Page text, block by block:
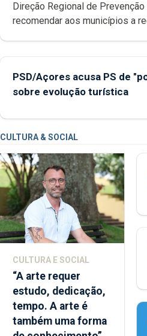
Direção Regional de
recomendar aos municípios a
PSD/Açores acusa PS de
sobre evolução turística
CULTURA & SOCIAL
CULTURA E SOCIAL
“A arte requer
estudo, dedicação,
tempo. A arte é
também uma forma